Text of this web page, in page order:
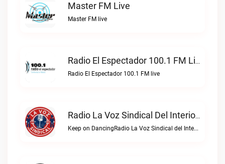
Master FM Live
Master FM live
Radio El Espectador 100.1 FM Live
Radio El Espectador 100.1 FM live
Radio La Voz Sindical Del Interior Live
Keep on DancingRadio La Voz Sindical del Interior live